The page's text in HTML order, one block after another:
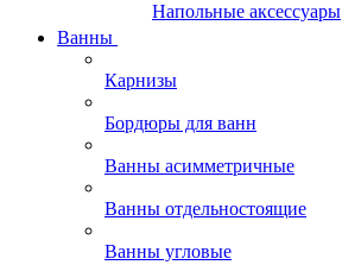
Напольные аксессуары
Ванны
Карнизы
Бордюры для ванн
Ванны асимметричные
Ванны отдельностоящие
Ванны угловые